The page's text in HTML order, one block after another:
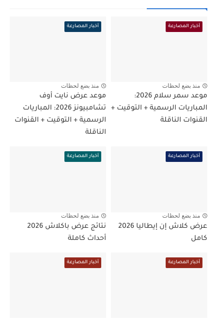
أخبار المصارعة
منذ بضع لحظات
موعد سمر سلام 2026:
المباريات الرسمية + التوقيت +
القنوات الناقلة
أخبار المصارعة
منذ بضع لحظات
موعد عرض نايت أوف
تشامبيونز 2026: المباريات
الرسمية + التوقيت + القنوات
الناقلة
أخبار المصارعة
منذ بضع لحظات
عرض كلاش إن إيطاليا 2026
كامل
أخبار المصارعة
منذ بضع لحظات
نتائج عرض باكلاش 2026
أحداث كاملة
أخبار المصارعة أخبار المصارعة